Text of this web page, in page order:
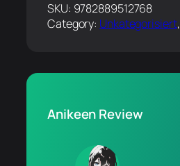
SKU: 9782889512768
Category: Unkategorisiert,
Anikeen Review